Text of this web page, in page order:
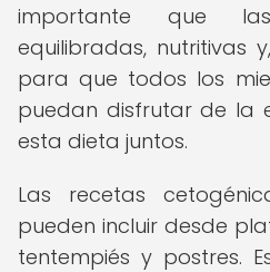
importante que
equilibradas, nutritivas
para que todos los
puedan disfrutar de la
esta dieta juntos.
Las recetas
pueden incluir desde
tentempiés y postres.